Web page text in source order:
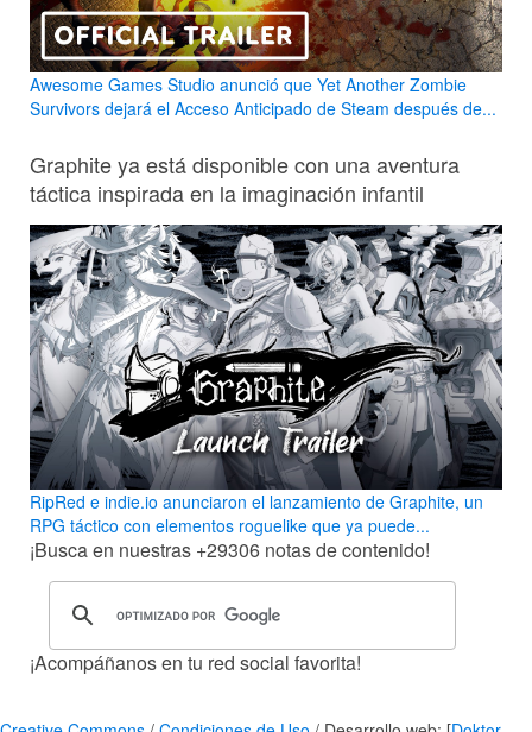
Awesome Games Studio anunció que Yet Another Zombie
Survivors dejará el Acceso Anticipado de Steam después de...
Graphite ya está disponible con una aventura
táctica inspirada en la imaginación infantil
RipRed e indie.io anunciaron el lanzamiento de Graphite, un
RPG táctico con elementos roguelike que ya puede...
¡Busca en nuestras +29306 notas de contenido!
¡Acompáñanos en tu red social favorita!